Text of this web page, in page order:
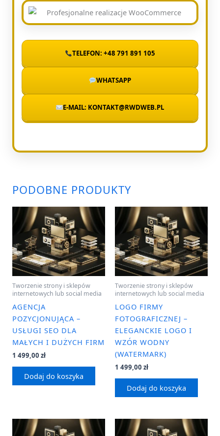
TELEFON: +48 791 891 105
WHATSAPP
E-MAIL: KONTAKT@RWDWEB.PL
PODOBNE PRODUKTY
Tworzenie strony i sklepów
internetowych lub social media
AGENCJA
POZYCJONUJĄCA –
USŁUGI SEO DLA
MAŁYCH I DUŻYCH FIRM
1 499,00 zł
Dodaj do koszyka
Tworzenie strony i sklepów
internetowych lub social media
LOGO FIRMY
FOTOGRAFICZNEJ –
ELEGANCKIE LOGO I
WZÓR WODNY
(WATERMARK)
1 499,00 zł
Dodaj do koszyka